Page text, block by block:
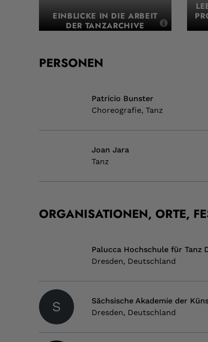
,
EINBLICKE IN DIE ARBEIT
DER TANZARCHIVE
PERSONEN
Patricio Bunster
Choreografie, Tanz
Joan Jara
Tanz
ORGANISATIONEN, ORTE,
Palucca Hochschule für Tanz
Dresden, Deutschland
S
Sächsische Akademie der
Dresden, Deutschland